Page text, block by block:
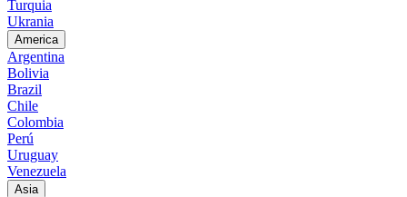
Turquia
Ukrania
America
Argentina
Bolivia
Brazil
Chile
Colombia
Perú
Uruguay
Venezuela
Asia